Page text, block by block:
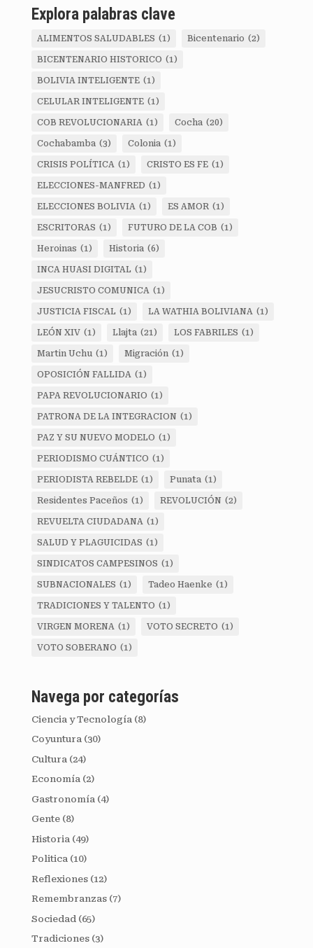
Explora palabras clave
ALIMENTOS SALUDABLES (1) Bicentenario (2)
BICENTENARIO HISTORICO (1)
BOLIVIA INTELIGENTE (1)
CELULAR INTELIGENTE (1)
COB REVOLUCIONARIA (1) Cocha (20)
Cochabamba (3) Colonia (1)
CRISIS POLÍTICA (1) CRISTO ES FE (1)
ELECCIONES-MANFRED (1)
ELECCIONES BOLIVIA (1) ES AMOR (1)
ESCRITORAS (1) FUTURO DE LA COB (1)
Heroinas (1) Historia (6)
INCA HUASI DIGITAL (1)
JESUCRISTO COMUNICA (1)
JUSTICIA FISCAL (1) LA WATHIA BOLIVIANA (1)
LEÓN XIV (1) Llajta (21) LOS FABRILES (1)
Martin Uchu (1) Migración (1)
OPOSICIÓN FALLIDA (1)
PAPA REVOLUCIONARIO (1)
PATRONA DE LA INTEGRACION (1)
PAZ Y SU NUEVO MODELO (1)
PERIODISMO CUÁNTICO (1)
PERIODISTA REBELDE (1) Punata (1)
Residentes Paceños (1) REVOLUCIÓN (2)
REVUELTA CIUDADANA (1)
SALUD Y PLAGUICIDAS (1)
SINDICATOS CAMPESINOS (1)
SUBNACIONALES (1) Tadeo Haenke (1)
TRADICIONES Y TALENTO (1)
VIRGEN MORENA (1) VOTO SECRETO (1)
VOTO SOBERANO (1)
Navega por categorías
Ciencia y Tecnología (8)
Coyuntura(30)
Cultura (24)
Economía(2)
Gastronomía (4)
Gente(8)
Historia (49)
Politica(10)
Reflexiones(12)
Remembranzas(7)
Sociedad (65)
Tradiciones(3)